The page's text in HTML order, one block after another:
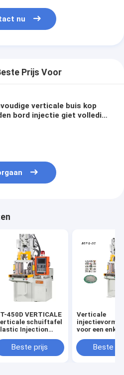
nu
Prijs Voor
verticale buis kop
bord injectie giet volledig
450D VERTICALE
schuiftafel
Injection
Beste prijs
Verticale
voor een
Beste